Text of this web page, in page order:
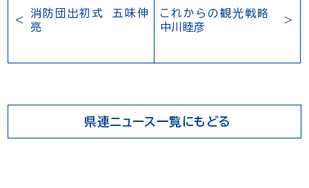
消防団出初式 五味伸
亮
これからの観光戦略
中川睦彦
県連ニュース一覧にもどる